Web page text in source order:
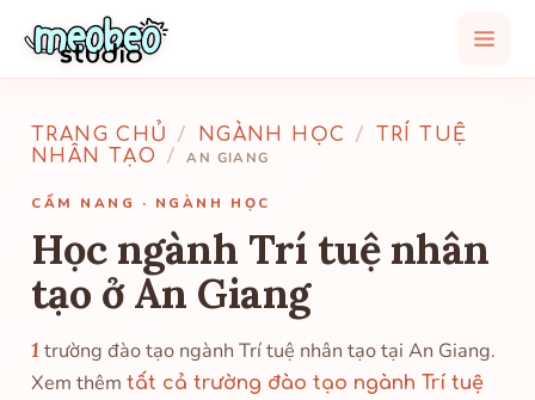
TRANG CHỦ / NGÀNH HỌC /
TRÍ TUỆ
NHÂN TẠO
/ AN GIANG
CẨM NANG · NGÀNH HỌC
Học ngành Trí tuệ nhân
tạo ở An Giang
1 trường đào tạo ngành Trí tuệ nhân tạo tại An Giang.
Xem thêm tất cả trường đào tạo ngành Trí tuệ